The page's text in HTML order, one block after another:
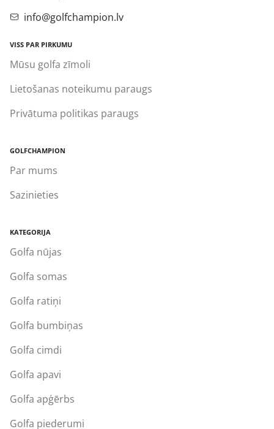
info@golfchampion.lv
VISS PAR PIRKUMU
Mūsu golfa zīmoli
Lietošanas noteikumu paraugs
Privātuma politikas paraugs
GOLFCHAMPION
Par mums
Sazinieties
KATEGORIJA
Golfa nūjas
Golfa somas
Golfa ratiņi
Golfa bumbiņas
Golfa cimdi
Golfa apavi
Golfa apģērbs
Golfa piederumi